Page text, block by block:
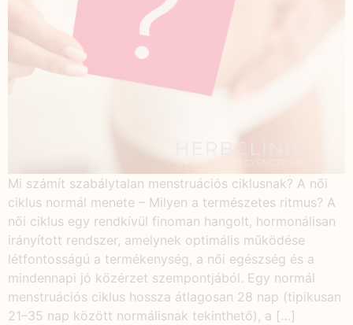
Mi számít szabálytalan menstruációs ciklusnak? A női
ciklus normál menete – Milyen a természetes ritmus? A
női ciklus egy rendkívül finoman hangolt, hormonálisan
irányított rendszer, amelynek optimális működése
létfontosságú a termékenység, a női egészség és a
mindennapi jó közérzet szempontjából. Egy normál
menstruációs ciklus hossza átlagosan 28 nap (tipikusan
21–35 nap között normálisnak tekinthető), a […]